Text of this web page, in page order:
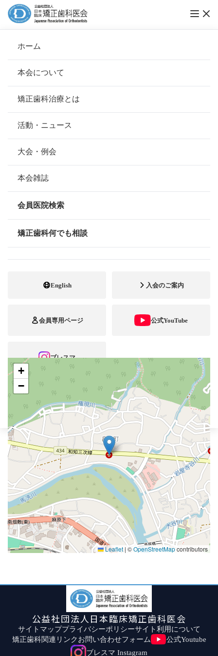
ホーム
本会について
会長挨拶
基本理念
組織について
本会の歴史
情報公開
矯正歯科治療とは
安心して治療を受けていただくための「6つの指針」
安心できる矯正歯科治療契約のための「7つの提言」
矯正歯科治療について
活動・ニュース
大会・例会
本会雑誌
会員医院検索
矯正歯科何でも相談
English 入会のご案内
会員専用ページ 公式YouTube
ブレスマ
ホーム 会員医院検索
矯正歯科森本
所在地
広島県三次市畠敷町880-3-1F
電話番号 0824-64-7070
FAX番号 0824-64-7080
ホームページ
https://www.orthod.info/
矯正診断料算定施設
+
−
Leaflet | ©OpenStreetMapcontributors
公益社団法人日本臨床矯正歯科医会
サイトマッププライバシーポリシーサイト利用について
矯正歯科関連リンクお問い合わせフォーム
公式Youtube
ブレスマ Instagram